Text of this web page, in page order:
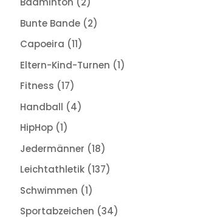
Bunte Bande(2)
Capoeira (11)
Eltern-Kind-Turnen (1)
Fitness (17)
Handball (4)
HipHop(1)
Jedermänner (18)
Leichtathletik(137)
Schwimmen (1)
Sportabzeichen (34)